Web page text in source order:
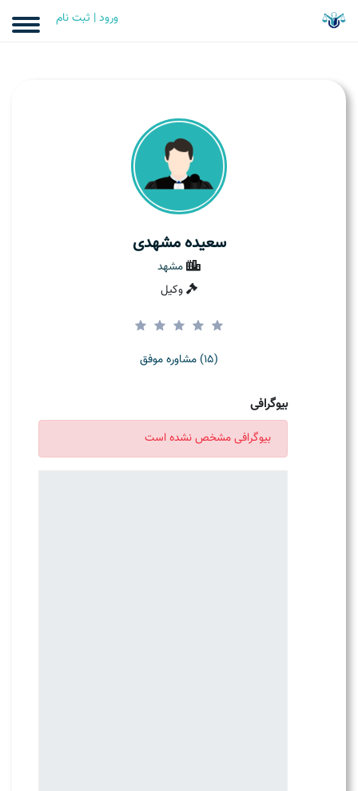
ورود | ثبت نام
سعیده مشهدی
مشهد
وکیل
(15) مشاوره موفق
بیوگرافی
بیوگرافی مشخص نشده است